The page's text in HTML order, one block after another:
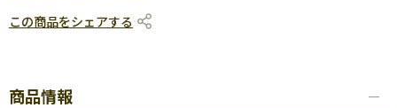
この商品をシェアする
商品情報